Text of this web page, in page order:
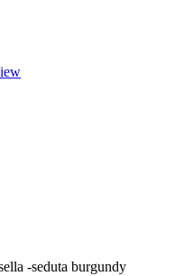
-seduta burgundy